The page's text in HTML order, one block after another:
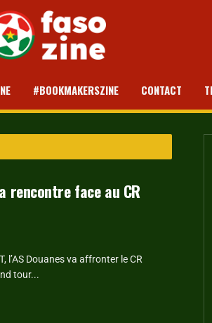
#BOOKMAKERSZINE CONTACT
rencontre face au CR
l’AS Douanes va affronter le CR
tour...